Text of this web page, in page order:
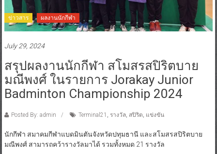
ข่าวสาร ผลงานนักกีฬา
July 29, 2024
สรุปผลงานนักกีฬา สโมสรสปิริตบาย
มณีพงศ์ ในรายการ Jorakay Junior
Badminton Championship 2024
Posted By: admin Terminal21 รางวัล, สปิริต แข่งขัน
นักกีฬา สมาคมกีฬาแบดมินตันจังหวัดปทุมธานี และสโมสรสปิริตบาย
มณีพงศ์ สามารถคว้ารางวัลมาได้ รวมทั้งหมด 21 รางวัล